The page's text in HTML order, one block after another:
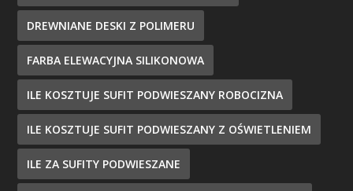
DREWNIANE DESKI Z POLIMERU
FARBA ELEWACYJNA SILIKONOWA
ILE KOSZTUJE SUFIT PODWIESZANY ROBOCIZNA
ILE KOSZTUJE SUFIT PODWIESZANY Z OŚWIETLENIEM
ILE ZA SUFITY PODWIESZANE